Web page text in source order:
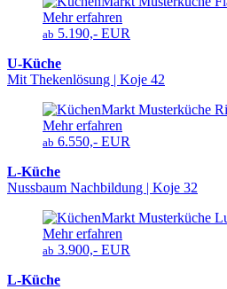
Mehr erfahren
ab 5.190,- EUR
U-Küche
Mit Thekenlösung | Koje 42
Mehr erfahren
ab 6.550,- EUR
L-Küche
Nussbaum Nachbildung | Koje 32
Mehr erfahren
ab 3.900,- EUR
L-Küche